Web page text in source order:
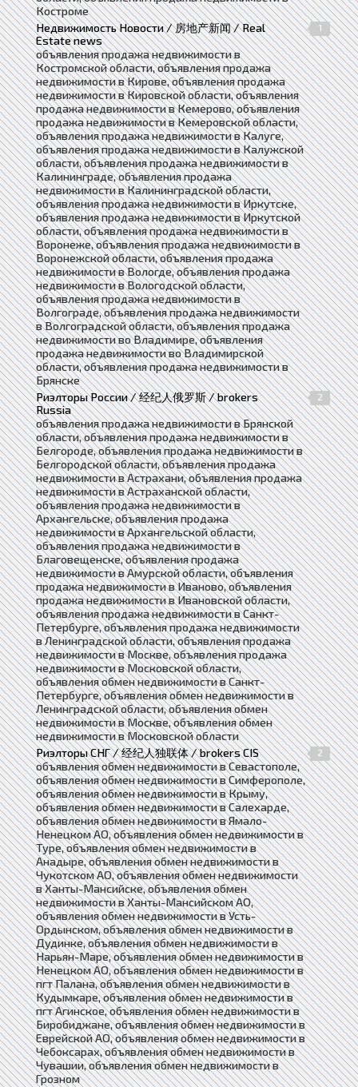
Костроме
Недвижимость Новости / 房地产新闻 / Real
Estate news
1
объявления продажа недвижимости в
Костромской области, объявления продажа
недвижимости в Кирове, объявления продажа
недвижимости в Кировской области, объявления
продажа недвижимости в Кемерово, объявления
продажа недвижимости в Кемеровской области,
объявления продажа недвижимости в Калуге,
объявления продажа недвижимости в Калужской
области, объявления продажа недвижимости в
Калининграде, объявления продажа
недвижимости в Калининградской области,
объявления продажа недвижимости в Иркутске,
объявления продажа недвижимости в Иркутской
области, объявления продажа недвижимости в
Воронеже, объявления продажа недвижимости в
Воронежской области, объявления продажа
недвижимости в Вологде, объявления продажа
недвижимости в Вологодской области,
объявления продажа недвижимости в
Волгограде, объявления продажа недвижимости
в Волгоградской области, объявления продажа
недвижимости во Владимире, объявления
продажа недвижимости во Владимирской
области, объявления продажа недвижимости в
Брянске
Риэлторы России / 经纪人俄罗斯 / brokers
Russia
2
объявления продажа недвижимости в Брянской
области, объявления продажа недвижимости в
Белгороде, объявления продажа недвижимости в
Белгородской области, объявления продажа
недвижимости в Астрахани, объявления продажа
недвижимости в Астраханской области,
объявления продажа недвижимости в
Архангельске, объявления продажа
недвижимости в Архангельской области,
объявления продажа недвижимости в
Благовещенске, объявления продажа
недвижимости в Амурской области, объявления
продажа недвижимости в Иваново, объявления
продажа недвижимости в Ивановской области,
объявления продажа недвижимости в Санкт-
Петербурге, объявления продажа недвижимости
в Ленинградской области, объявления продажа
недвижимости в Москве, объявления продажа
недвижимости в Московской области,
объявления обмен недвижимости в Санкт-
Петербурге, объявления обмен недвижимости в
Ленинградской области, объявления обмен
недвижимости в Москве, объявления обмен
недвижимости в Московской области
Риэлторы СНГ / 经纪人独联体 / brokers CIS
2
объявления обмен недвижимости в Севастополе,
объявления обмен недвижимости в Симферополе,
объявления обмен недвижимости в Крыму,
объявления обмен недвижимости в Салехарде,
объявления обмен недвижимости в Ямало-
Ненецком АО, объявления обмен недвижимости в
Туре, объявления обмен недвижимости в
Анадыре, объявления обмен недвижимости в
Чукотском АО, объявления обмен недвижимости
в Ханты-Мансийске, объявления обмен
недвижимости в Ханты-Мансийском АО,
объявления обмен недвижимости в Усть-
Ордынском, объявления обмен недвижимости в
Дудинке, объявления обмен недвижимости в
Нарьян-Маре, объявления обмен недвижимости в
Ненецком АО, объявления обмен недвижимости в
пгт Палана, объявления обмен недвижимости в
Кудымкаре, объявления обмен недвижимости в
пгт Агинское, объявления обмен недвижимости в
Биробиджане, объявления обмен недвижимости в
Еврейской АО, объявления обмен недвижимости в
Чебоксарах, объявления обмен недвижимости в
Чувашии, объявления обмен недвижимости в
Грозном